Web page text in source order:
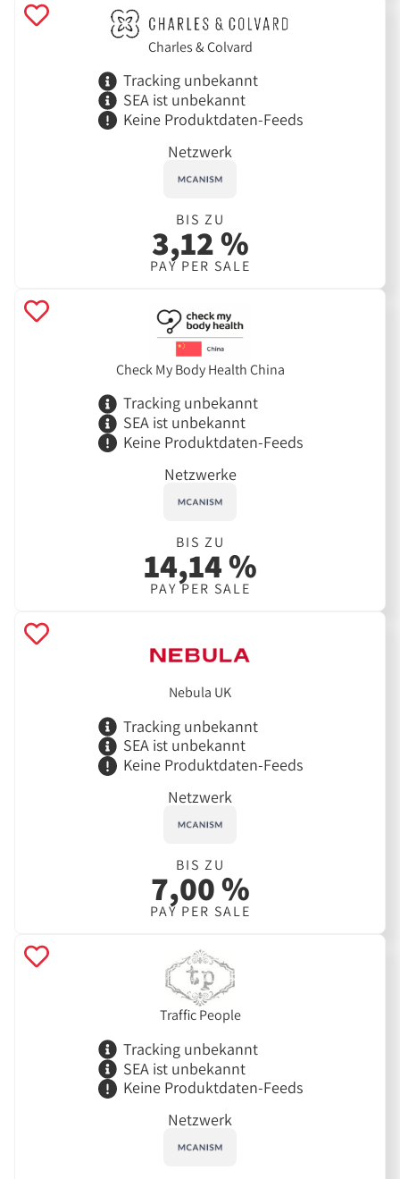
Charles & Colvard
Tracking unbekannt
SEA ist unbekannt
Keine Produktdaten-Feeds
Netzwerk
BIS ZU
3,12 %
PAY PER SALE
Check My Body Health China
Tracking unbekannt
SEA ist unbekannt
Keine Produktdaten-Feeds
Netzwerke
BIS ZU
14,14 %
PAY PER SALE
Nebula UK
Tracking unbekannt
SEA ist unbekannt
Keine Produktdaten-Feeds
Netzwerk
BIS ZU
7,00 %
PAY PER SALE
Traffic People
Tracking unbekannt
SEA ist unbekannt
Keine Produktdaten-Feeds
Netzwerk